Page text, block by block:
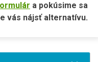
a pokúsime sa
vás nájsť alternatívu.